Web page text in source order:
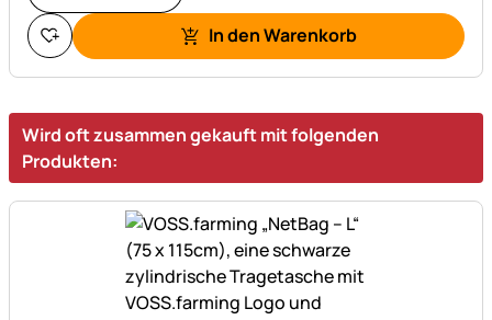
In den Warenkorb
Wird oft zusammen gekauft mit folgenden
Produkten: